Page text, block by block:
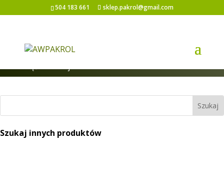
504 183 661 sklep.pakrol@gmail.com
Strona główna
części/ Sekcja manualna rozdzielacza Geoline
Szukaj innych produktów